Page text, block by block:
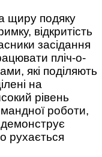
щиру подяку
відкритість
засідання
пліч-о-
які поділяють
на
рівень
роботи,
рухається